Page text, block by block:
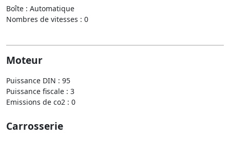
Boîte : Automatique
Nombres de vitesses : 0
Moteur
Puissance DIN : 95
Puissance fiscale : 3
Emissions de co2 : 0
Carrosserie